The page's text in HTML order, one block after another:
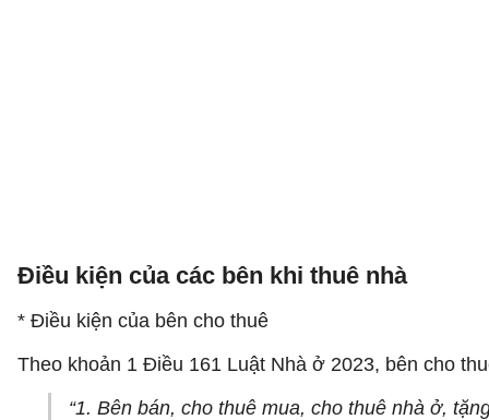
Điều kiện của các bên khi thuê nhà
* Điều kiện của bên cho thuê
Theo khoản 1 Điều 161 Luật Nhà ở 2023, bên cho
“1. Bên bán, cho thuê mua, cho thuê nhà ở,